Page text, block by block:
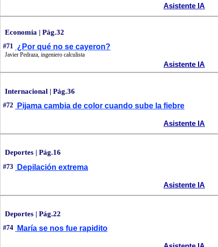
Asistente IA
Economía | Pág.32
#71 ¿Por qué no se cayeron?
Javier Pedraza, ingeniero calculista
Asistente IA
Internacional | Pág.36
#72 Pijama cambia de color cuando sube la fiebre
Asistente IA
Deportes | Pág.16
#73 Depilación extrema
Asistente IA
Deportes | Pág.22
#74 María se nos fue rapidito